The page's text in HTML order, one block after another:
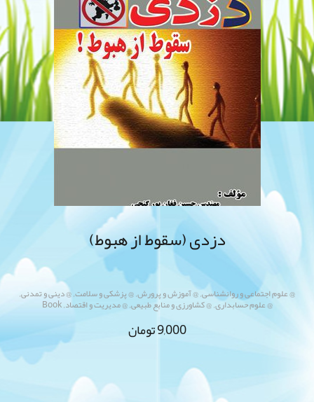
دزدی (سقوط از هبوط)
@ علوم اجتماعی و روانشناسی,@ آموزش و پرورش,@ پزشکی و سلامت,@ دینی و تمدنی,
@ علوم حسابداری,@ کشاورزی و منابع طبیعی,@ مدیریت و اقتصاد,
Book
9,000تومان